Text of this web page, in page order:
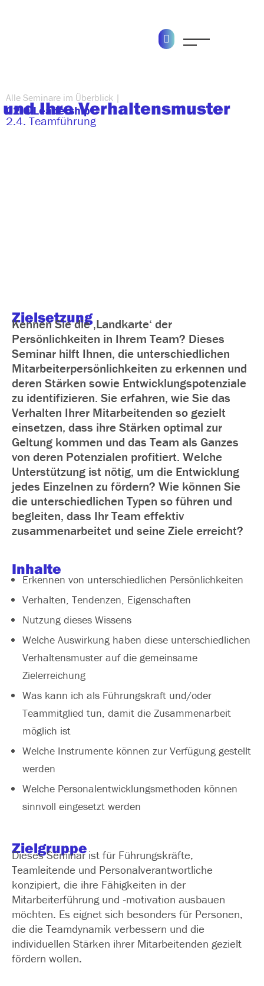
Alle Seminare im Überblick |
02.0 Leadership
2.4. Teamführung
Ihre Verhaltensmuster
Zielsetzung
Kennen Sie die ‚Landkarte‘ der
Persönlichkeiten in Ihrem Team? Dieses
Seminar hilft Ihnen, die unterschiedlichen
Mitarbeiterpersönlichkeiten zu erkennen und
deren Stärken sowie Entwicklungspotenziale
zu identifizieren. Sie erfahren, wie Sie das
Verhalten Ihrer Mitarbeitenden so gezielt
einsetzen, dass ihre Stärken optimal zur
Geltung kommen und das Team als Ganzes
von deren Potenzialen profitiert. Welche
Unterstützung ist nötig, um die Entwicklung
jedes Einzelnen zu fördern? Wie können Sie
die unterschiedlichen Typen so führen und
begleiten, dass Ihr Team effektiv
zusammenarbeitet und seine Ziele erreicht?
Inhalte
Erkennen von unterschiedlichen Persönlichkeiten
Verhalten, Tendenzen, Eigenschaften
Nutzung dieses Wissens
Welche Auswirkung haben diese unterschiedlichen
Verhaltensmuster auf die gemeinsame
Zielerreichung
Was kann ich als Führungskraft und/oder
Teammitglied tun, damit die Zusammenarbeit
möglich ist
Welche Instrumente können zur Verfügung gestellt
werden
Welche Personalentwicklungsmethoden können
sinnvoll eingesetzt werden
Zielgruppe
Dieses Seminar ist für Führungskräfte,
Teamleitende und Personalverantwortliche
konzipiert, die ihre Fähigkeiten in der
Mitarbeiterführung und ‑motivation ausbauen
möchten. Es eignet sich besonders für Personen,
die die Teamdynamik verbessern und die
individuellen Stärken ihrer Mitarbeitenden gezielt
fördern wollen.